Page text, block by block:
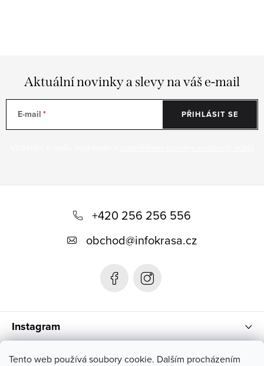
Tento web používá soubory cookie. Dalším procházením
Aktuální novinky a slevy na váš e-mail
E-mail PŘIHLÁSIT SE
Instagram
+420 256 256 556
obchod@infokrasa.cz
Informace pro vás